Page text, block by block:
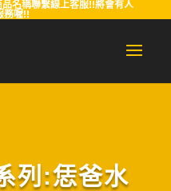
名稱聯繫線上客服!!將會有人
務喔!!
列:恁爸水